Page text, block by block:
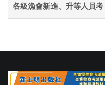
各級漁會新進、升等人員考